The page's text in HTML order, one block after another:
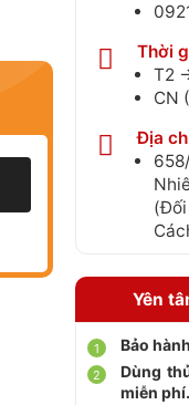
Thời
T2
CN
Địa
Yên
Bảo
Dùng
miễn phí.